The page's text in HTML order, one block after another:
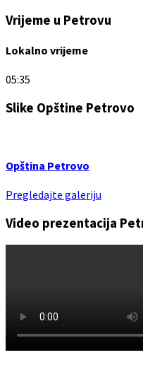
Vrijeme u Petrovu
Lokalno vrijeme
05:35
Slike Opštine Petrovo
Opština Petrovo
Pregledajte galeriju
Video prezentacija